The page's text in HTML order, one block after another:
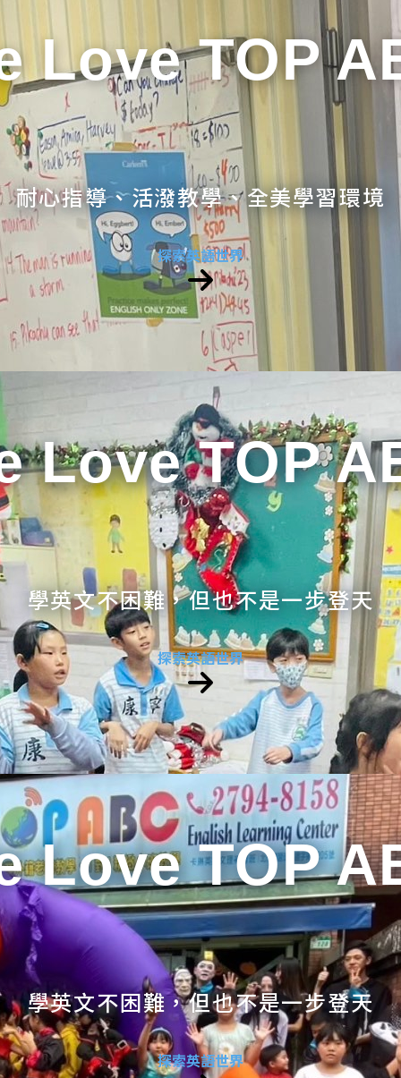
Love TOP
耐心指導、活潑教學、全美學習環境
探索英語世界
Love TOP
學英文不困難，但也不是一步登天
探索英語世界
Love TOP
學英文不困難，但也不是一步登天
探索英語世界